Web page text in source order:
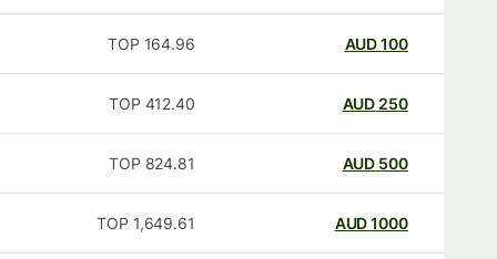
100
AUD
164.96
TOP
250
AUD
412.40
TOP
500
AUD
824.81
TOP
1000
AUD
1,649.61
TOP